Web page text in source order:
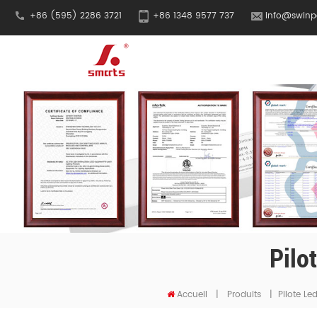
+86 (595) 2286 3721 +86 1348 9577 737
Accueil | Produits | Pilote